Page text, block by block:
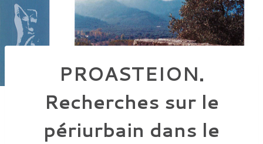
PROASTEION.
Recherches sur le
périurbain dans le